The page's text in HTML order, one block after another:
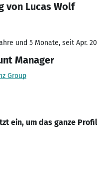
von Lucas Wolf
und 5 Monate, seit Apr.
Manager
Group
ein, um das ganze